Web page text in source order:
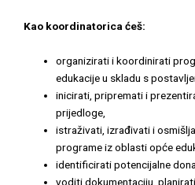
Kao koordinatorica ćeš:
organizirati i koordinirati
edukacije u skladu s
inicirati, pripremati i
prijedloge,
istraživati, izrađivati i
programe iz oblasti opće
identificirati potencijalne
voditi dokumentaciju,